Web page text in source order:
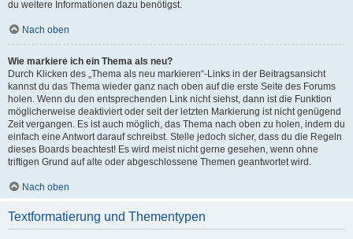
du weitere Informationen dazu benötigst.
Nach oben
Wie markiere ich ein Thema als neu?
Durch Klicken des „Thema als neu markieren“-Links in der Beitragsansicht
kannst du das Thema wieder ganz nach oben auf die erste Seite des Forums
holen. Wenn du den entsprechenden Link nicht siehst, dann ist die Funktion
möglicherweise deaktiviert oder seit der letzten Markierung ist nicht genügend
Zeit vergangen. Es ist auch möglich, das Thema nach oben zu holen, indem du
einfach eine Antwort darauf schreibst. Stelle jedoch sicher, dass du die Regeln
dieses Boards beachtest! Es wird meist nicht gerne gesehen, wenn ohne
triftigen Grund auf alte oder abgeschlossene Themen geantwortet wird.
Nach oben
Textformatierung und Thementypen